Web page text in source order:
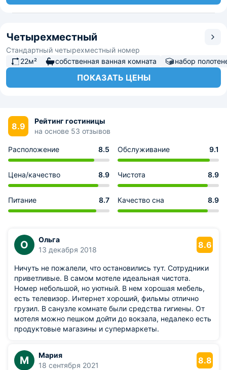
Четырехместный
Стандартный четырехместный номер
22м²
собственная ванная комната набор
ПОКАЗАТЬ ЦЕНЫ
8.9
Рейтинг гостиницы
на основе 53 отзывов
Расположение 8.5 Обслуживание 9.1
Цена/качество 8.9 Чистота 8.9
Питание 8.7 Качество сна 8.9
О
Ольга
13 декабря 2018
8.6
Ничуть не пожалели, что остановились тут. Сотрудники
приветливые. В самом мотеле идеальная чистота.
Номер небольшой, но уютный. В нем хорошая мебель,
есть телевизор. Интернет хороший, фильмы отлично
грузил. В санузле комнате были средства гигиены. От
мотеля можно пешком дойти до вокзала, недалеко есть
продуктовые магазины и супермаркеты.
М
Мария
18 сентября 2021
8.8